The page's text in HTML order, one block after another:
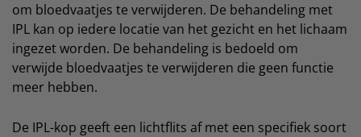
om bloedvaatjes te verwijderen. De behandeling met
IPL kan op iedere locatie van het gezicht en het lichaam
ingezet worden. De behandeling is bedoeld om
verwijde bloedvaatjes te verwijderen die geen functie
meer hebben.
De IPL-kop geeft een lichtflits af met een specifiek soort